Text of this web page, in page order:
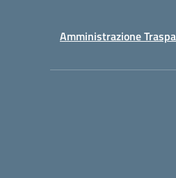
Amministrazione